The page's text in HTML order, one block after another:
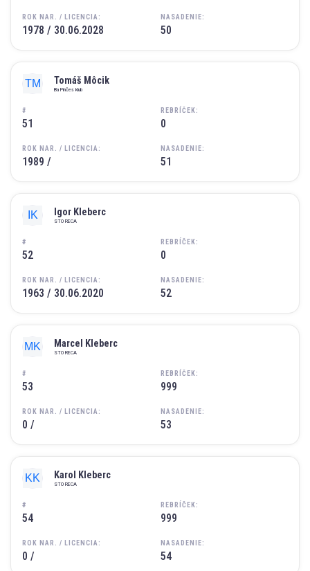
ROK NAR. / LICENCIA:
1978 / 30.06.2028
NASADENIE:
50
#
51
Tomáš Môcik
Ba Pinčes klub
ROK NAR. / LICENCIA:
1989 /
REBRÍČEK:
0
NASADENIE:
51
#
52
Igor Kleberc
STO RECA
ROK NAR. / LICENCIA:
1963 / 30.06.2020
REBRÍČEK:
0
NASADENIE:
52
#
53
Marcel Kleberc
STO RECA
ROK NAR. / LICENCIA:
0 /
REBRÍČEK:
999
NASADENIE:
53
#
54
Karol Kleberc
STO RECA
ROK NAR. / LICENCIA:
0 /
REBRÍČEK:
999
NASADENIE:
54